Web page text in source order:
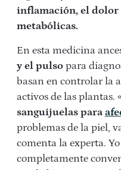
inflamación, el dolor
metabólicas.
En esta medicina
y el pulso para
basan en controlar la
activos de las plantas.
sanguijuelas para
problemas de la piel,
comenta la experta.
completamente